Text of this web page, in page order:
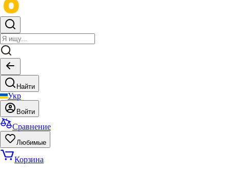
Найти
Укр
Войти
Сравнение
Любимые
Корзина